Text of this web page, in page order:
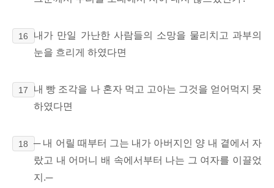
16
내가 만일 가난한 사람들의 소망을 물리치고 과부의
눈을 흐리게 하였다면
17
내 빵 조각을 나 혼자 먹고 고아는 그것을 얻어먹지 못
하였다면
18 ─ 내 어릴 때부터 그는 내가 아버지인 양 내 곁에서 자
랐고 내 어머니 배 속에서부터 나는 그 여자를 이끌었
지.─